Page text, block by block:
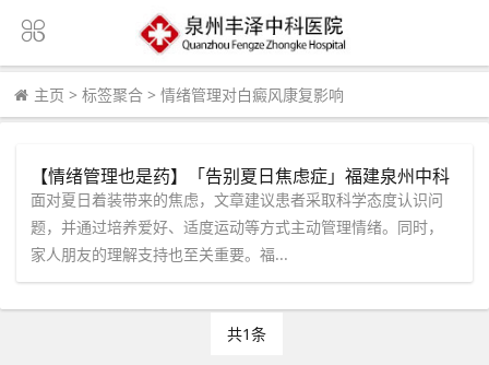
主页 > 标签聚合 > 情绪管理对白癜风康复影响
【情绪管理也是药】「告别夏日焦虑症」福建泉州中科
白癜风医院身心同治助康复！
面对夏日着装带来的焦虑，文章建议患者采取科学态度认识问
题，并通过培养爱好、适度运动等方式主动管理情绪。同时，
家人朋友的理解支持也至关重要。福...
共1条